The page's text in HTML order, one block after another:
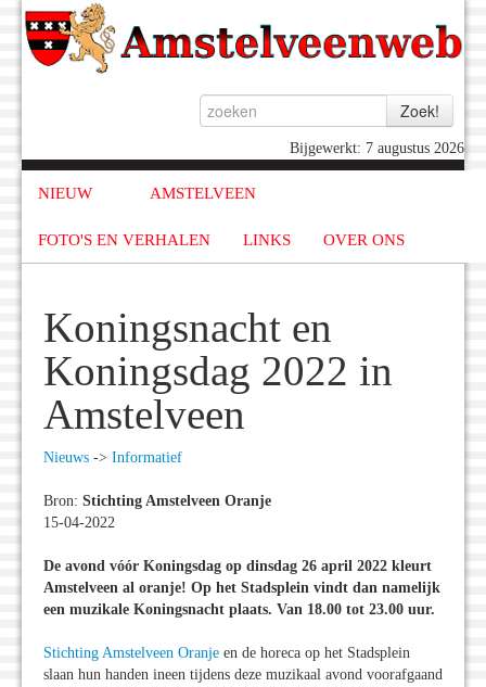
Bijgewerkt: 7 augustus 2026
NIEUW AMSTELVEEN
FOTO'S EN VERHALEN LINKS OVER ONS
Koningsnacht en
Koningsdag 2022 in
Amstelveen
Nieuws -> Informatief
Bron: Stichting Amstelveen Oranje
15-04-2022
De avond vóór Koningsdag op dinsdag 26 april 2022 kleurt
Amstelveen al oranje! Op het Stadsplein vindt dan namelijk
een muzikale Koningsnacht plaats. Van 18.00 tot 23.00 uur.
Stichting Amstelveen Oranje en de horeca op het Stadsplein
slaan hun handen ineen tijdens deze muzikaal avond voorafgaand